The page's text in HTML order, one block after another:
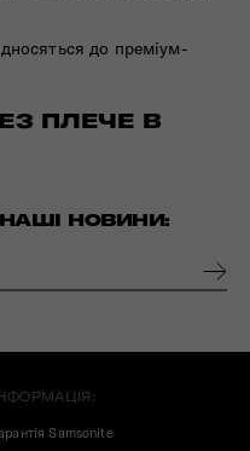
до преміум-
ПЛЕЧЕ В
НОВИНИ:
Samsonite